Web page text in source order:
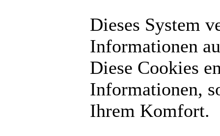
Dieses System
Informationen
Diese Cookies
Informationen,
Ihrem Komfort.